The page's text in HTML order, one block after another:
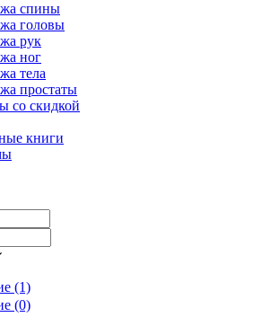
спины
головы
рук
ног
тела
простаты
со скидкой
книги
(1)
(0)